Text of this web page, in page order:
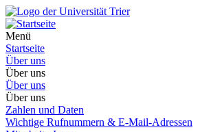
Menü
Startseite
Über uns
Über uns
Über uns
Über uns
Zahlen und Daten
Wichtige Rufnummern & E-Mail-Adressen